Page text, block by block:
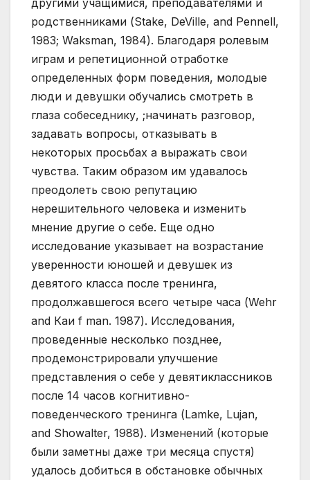
другими учащимися, преподавателями и
родственниками (Stake, DeVille, and Pennell,
1983; Waksman, 1984). Благодаря ролевым
играм и репетиционной отработке
определенных форм поведения, молодые
люди и девушки обучались смотреть в
глаза собеседнику, ;начинать разговор,
задавать вопросы, отказывать в
некоторых просьбах а выражать свои
чувства. Таким образом им удавалось
преодолеть свою репутацию
нерешительного человека и изменить
мнение другие о себе. Еще одно
исследование указывает на возрастание
уверенности юношей и девушек из
девятого класса после тренинга,
продолжавшегося всего четыре часа (Wehr
and Каи f man. 1987). Исследования,
проведенные несколько позднее,
продемонстрировали улучшение
представления о себе у девятиклассников
после 14 часов когнитивно-
поведенческого тренинга (Lamke, Lujan,
and Showalter, 1988). Изменений (которые
были заметны даже три месяца спустя)
удалось добиться в обстановке обычных